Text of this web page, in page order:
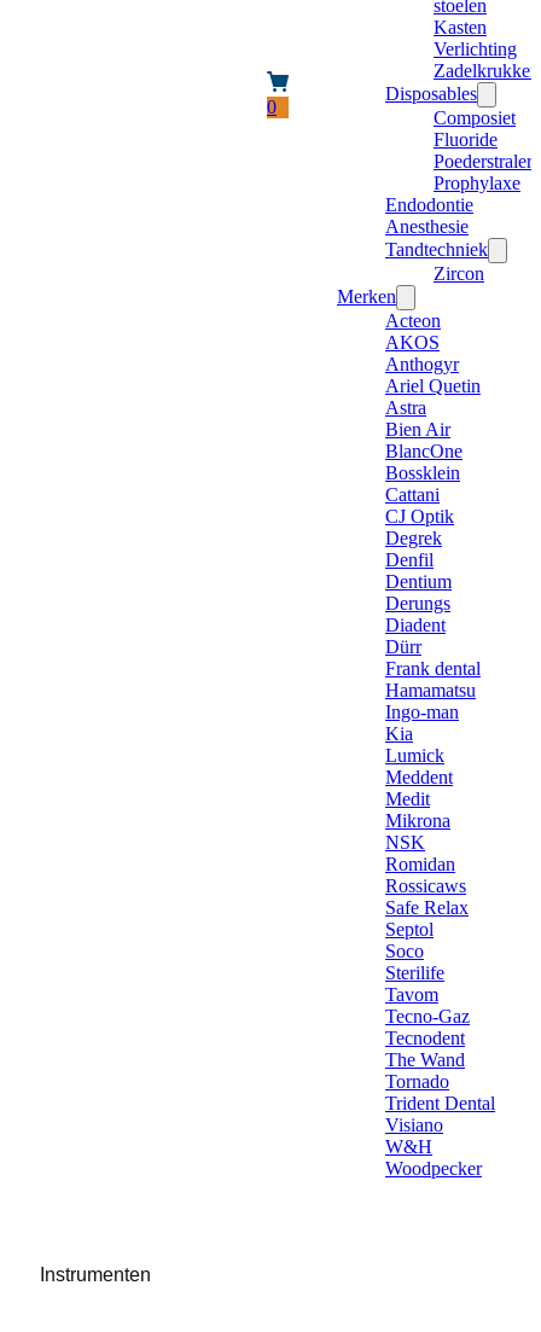
0
stoelen
Kasten
Verlichting
Zadelkrukken
Disposables
Composiet
Fluoride
Poederstraler
Prophylaxe
Endodontie
Anesthesie
Tandtechniek
Zircon
Merken
Acteon
AKOS
Anthogyr
Ariel Quetin
Astra
Bien Air
BlancOne
Bossklein
Cattani
CJ Optik
Degrek
Denfil
Dentium
Derungs
Diadent
Dürr
Frank dental
Hamamatsu
Ingo-man
Kia
Lumick
Meddent
Medit
Mikrona
NSK
Romidan
Rossicaws
Safe Relax
Septol
Soco
Sterilife
Tavom
Tecno-Gaz
Tecnodent
The Wand
Tornado
Trident Dental
Visiano
W&H
Woodpecker
Instrumenten